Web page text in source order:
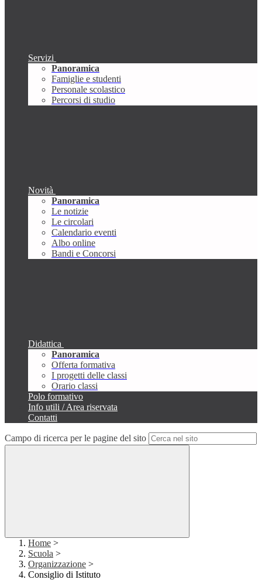
Servizi
Panoramica
Famiglie e studenti
Personale scolastico
Percorsi di studio
Novità
Panoramica
Le notizie
Le circolari
Calendario eventi
Albo online
Bandi e Concorsi
Didattica
Panoramica
Offerta formativa
I progetti delle classi
Orario classi
Polo formativo
Info utili / Area riservata
Contatti
Campo di ricerca per le pagine del sito
Home >
Scuola >
Organizzazione >
Consiglio di Istituto